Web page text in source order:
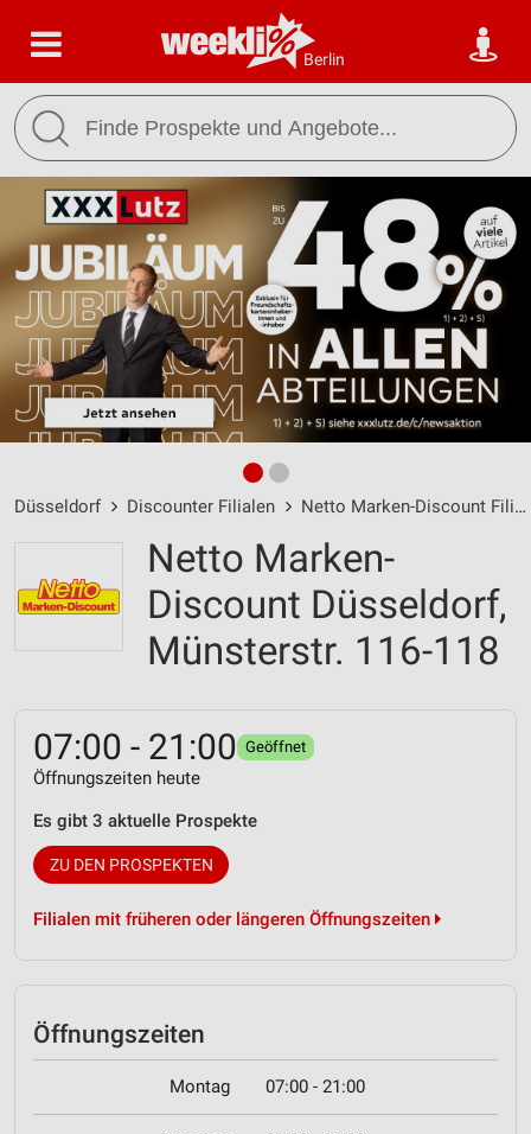
Berlin
Düsseldorf Discounter Filialen Netto Marken-Discount Filialen
Netto Marken-
Discount Düsseldorf,
Münsterstr. 116-118
07:00 - 21:00 Geöffnet
Öffnungszeiten heute
Es gibt 3 aktuelle Prospekte
ZU DEN PROSPEKTEN
Filialen mit früheren oder längeren Öffnungszeiten
Öffnungszeiten
Montag 07:00 - 21:00